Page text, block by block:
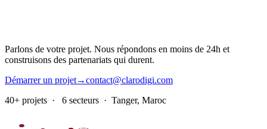
Parlons de votre projet. Nous répondons en moins de 24h et
construisons des partenariats qui durent.
Démarrer un projet→contact@clarodigi.com
40+ projets · 6 secteurs · Tanger, Maroc